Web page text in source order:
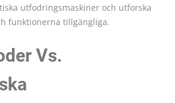
utfodringsmaskiner och utforska
funktionerna tillgängliga.
Vs.